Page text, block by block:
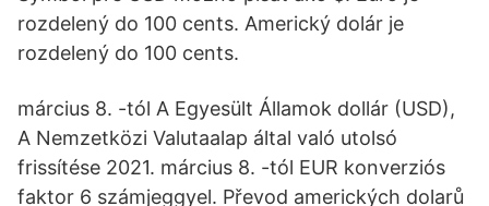
rozdelený do 100 cents. Americký dolár je
rozdelený do 100 cents.
március 8. -tól A Egyesült Államok dollár (USD),
A Nemzetközi Valutaalap által való utolsó
frissítése 2021. március 8. -tól EUR konverziós
faktor 6 számjeggyel. Převod amerických dolarů